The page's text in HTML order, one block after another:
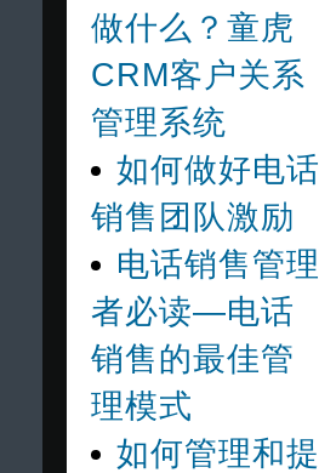
做什么？童虎
CRM客户关系
管理系统
如何做好电话
销售团队激励
电话销售管理
者必读—电话
销售的最佳管
理模式
如何管理和提